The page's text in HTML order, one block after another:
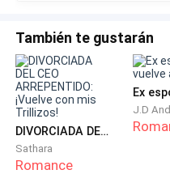
Esto puento era
estar aprendiendo a
cruz roja, haciendo su
conglomerado… y
de la nada. Más él tenía
capacidad de generar
estudiado.
También te gustarán
DIVORCIADA DEL CEO ARREPENTIDO: ¡Vuelve con mis Trillizos!
Sathara
Romance
J.D